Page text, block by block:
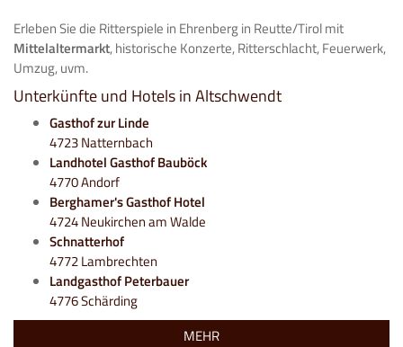
Erleben Sie die Ritterspiele in Ehrenberg in Reutte/Tirol mit
Mittelaltermarkt, historische Konzerte, Ritterschlacht, Feuerwerk,
Umzug, uvm.
Unterkünfte und Hotels in Altschwendt
Gasthof zur Linde
4723 Natternbach
Landhotel Gasthof Bauböck
4770 Andorf
Berghamer's Gasthof Hotel
4724 Neukirchen am Walde
Schnatterhof
4772 Lambrechten
Landgasthof Peterbauer
4776 Schärding
MEHR